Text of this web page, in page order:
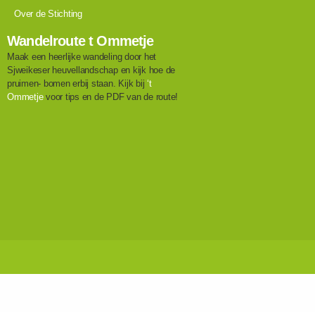
Over de Stichting
Wandelroute t Ommetje
Maak een heerlijke wandeling door het
Sjweikeser heuvellandschap en kijk hoe de
pruimen- bomen erbij staan. Kijk bij‘t
Ommetjevoor tips en de PDF van de route!